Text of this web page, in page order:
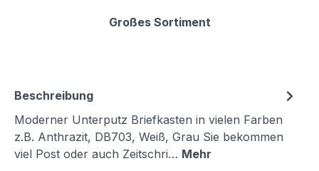
Großes Sortiment
Beschreibung
Moderner Unterputz Briefkasten in vielen Farben
z.B. Anthrazit, DB703, Weiß, Grau Sie bekommen
viel Post oder auch Zeitschri… Mehr